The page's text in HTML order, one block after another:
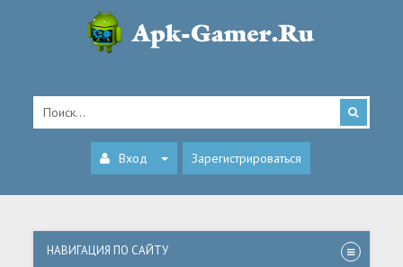
Вход Зарегистрироваться
НАВИГАЦИЯ ПО САЙТУ